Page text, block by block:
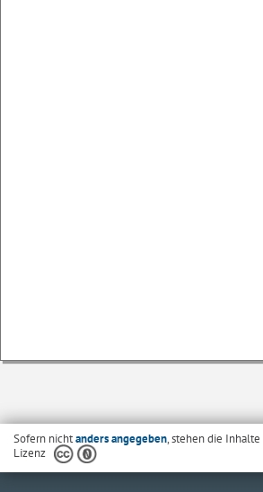
Sofern nichtanders angegeben, stehen die
Lizenz